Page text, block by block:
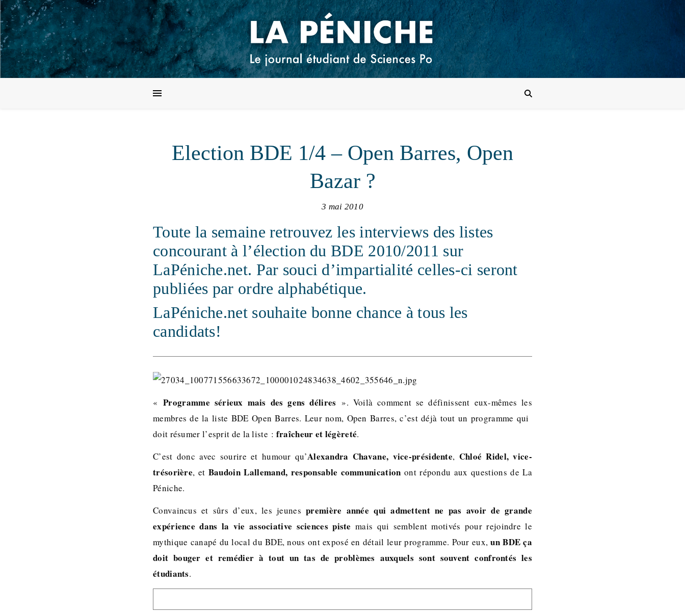
Election BDE 1/4 – Open Barres, Open
Bazar ?
3 mai 2010
Toute la semaine retrouvez les interviews des listes
concourant à l’élection du BDE 2010/2011 sur
LaPéniche.net. Par souci d’impartialité celles-ci seront
publiées par ordre alphabétique.
LaPéniche.net souhaite bonne chance à tous les
candidats!
« Programme sérieux mais des gens délires ». Voilà comment se définissent eux-mêmes les
membres de la liste BDE Open Barres. Leur nom, Open Barres, c’est déjà tout un programme qui
doit résumer l’esprit de la liste : fraîcheur et légèreté.
C’est donc avec sourire et humour qu’Alexandra Chavane, vice-présidente, Chloé Ridel, vice-
trésorière, et Baudoin Lallemand, responsable communication ont répondu aux questions de La
Péniche.
Convaincus et sûrs d’eux, les jeunespremière année qui admettent ne pas avoir de grande
expérience dans la vie associative sciences piste mais qui semblent motivés pour rejoindre le
mythique canapé du local du BDE, nous ont exposé en détail leur programme. Pour eux,un BDE ça
doit bouger et remédier à tout un tas de problèmes auxquels sont souvent confrontés les
étudiants.